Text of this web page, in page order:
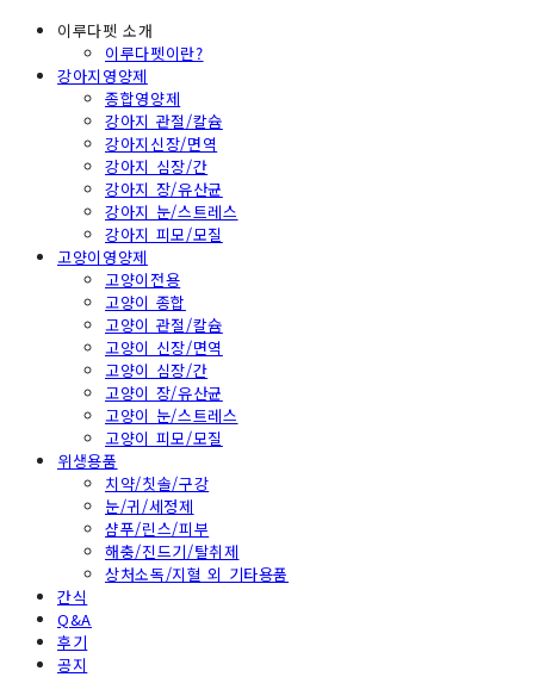
이루다펫 소개
이루다펫이란?
강아지영양제
종합영양제
강아지 관절/칼슘
강아지신장/면역
강아지 심장/간
강아지 장/유산균
강아지 눈/스트레스
강아지 피모/모질
고양이영양제
고양이전용
고양이 종합
고양이 관절/칼슘
고양이 신장/면역
고양이 심장/간
고양이 장/유산균
고양이 눈/스트레스
고양이 피모/모질
위생용품
치약/칫솔/구강
눈/귀/세정제
샴푸/린스/피부
해충/진드기/탈취제
상처소독/지혈 외 기타용품
간식
Q&A
후기
공지